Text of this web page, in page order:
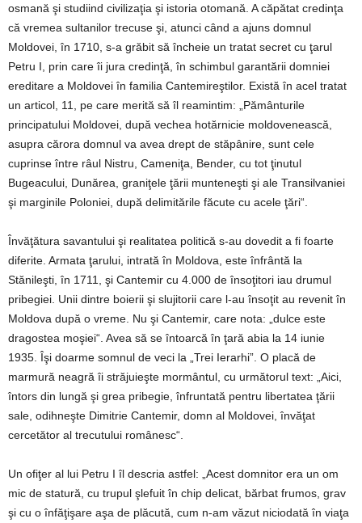
osmană şi studiind civilizaţia şi istoria otomană. A căpătat credinţa
că vremea sultanilor trecuse şi, atunci când a ajuns domnul
Moldovei, în 1710, s-a grăbit să încheie un tratat secret cu ţarul
Petru I, prin care îi jura credinţă, în schimbul garantării domniei
ereditare a Moldovei în familia Cantemireştilor. Există în acel tratat
un articol, 11, pe care merită să îl reamintim: „Pământurile
principatului Moldovei, după vechea hotărnicie moldovenească,
asupra cărora domnul va avea drept de stăpânire, sunt cele
cuprinse între râul Nistru, Cameniţa, Bender, cu tot ţinutul
Bugeacului, Dunărea, graniţele ţării munteneşti şi ale Transilvaniei
şi marginile Poloniei, după delimitările făcute cu acele ţări“.
Învăţătura savantului şi realitatea politică s-au dovedit a fi foarte
diferite. Armata ţarului, intrată în Moldova, este înfrântă la
Stănileşti, în 1711, şi Cantemir cu 4.000 de însoţitori iau drumul
pribegiei. Unii dintre boierii şi slujitorii care l-au însoţit au revenit în
Moldova după o vreme. Nu şi Cantemir, care nota: „dulce este
dragostea moşiei“. Avea să se întoarcă în ţară abia la 14 iunie
1935. Îşi doarme somnul de veci la „Trei Ierarhi”. O placă de
marmură neagră îi străjuieşte mormântul, cu următorul text: „Aici,
întors din lungă şi grea pribegie, înfruntată pentru libertatea ţării
sale, odihneşte Dimitrie Cantemir, domn al Moldovei, învăţat
cercetător al trecutului românesc“.
Un ofiţer al lui Petru I îl descria astfel: „Acest domnitor era un om
mic de statură, cu trupul şlefuit în chip delicat, bărbat frumos, grav
şi cu o înfăţişare aşa de plăcută, cum n-am văzut niciodată în viaţa